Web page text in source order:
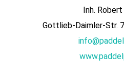
Inh.
Gottlieb-Daimler-Str.